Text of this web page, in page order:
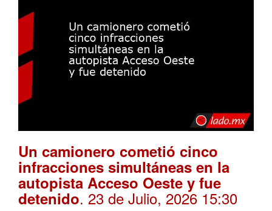
Un camionero cometió cinco
infracciones simultáneas en la
autopista Acceso Oeste y fue
detenido. 23 de Julio, 2026 15:30